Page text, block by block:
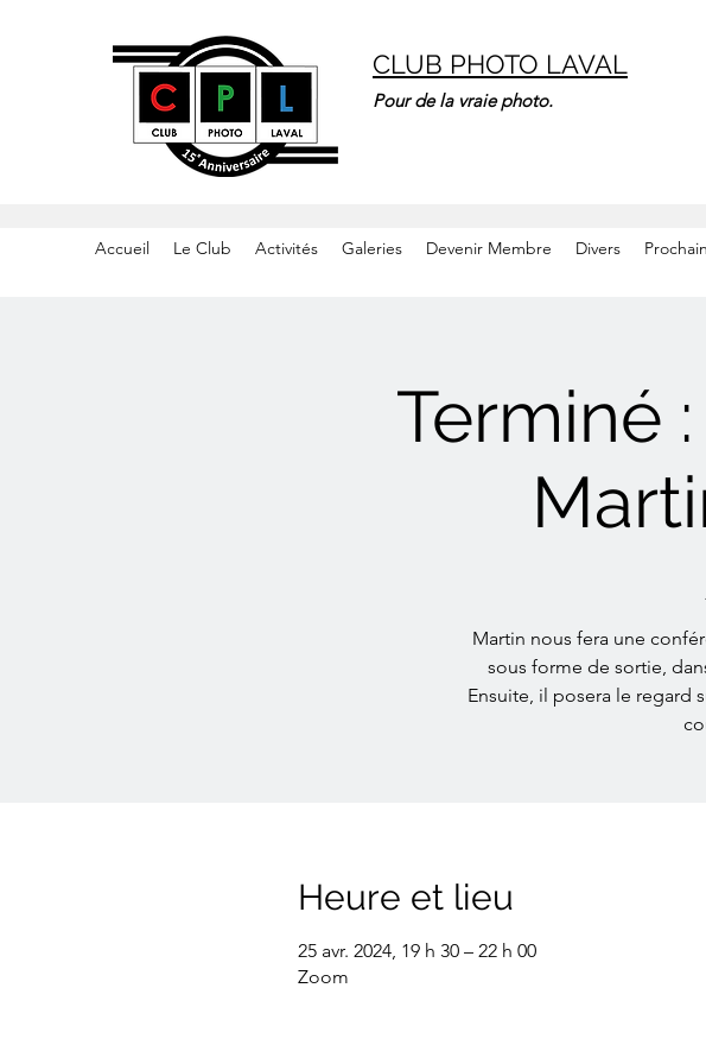
CLUB PHOTO LAVAL
Pour de la vraie photo.
Accueil Le Club Activités Galeries Devenir Membre Divers
Terminé
Martin nous fera une
sous forme de sortie,
Ensuite, il posera le regard
Heure et lieu
25 avr. 2024, 19 h 30 – 22 h 00
Zoom